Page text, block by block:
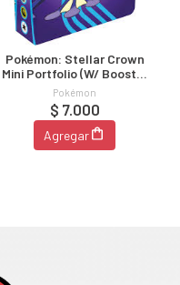
Pokémon: Stellar Crown
Mini Portfolio (w/ Booster
Q3 24)
Pokémon
$ 7.000
Agregar